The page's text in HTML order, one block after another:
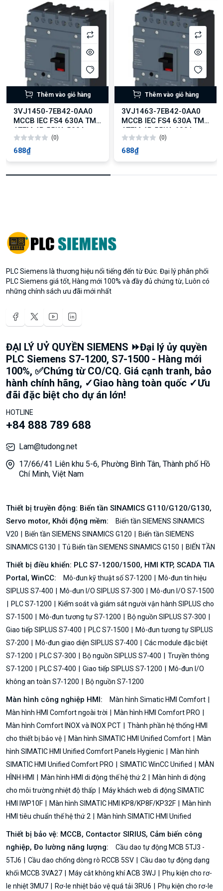
Thêm vào giỏ hàng
3VJ1450-7EB42-0AA0
MCCB IEC FS4 630A TM
ATFM 4P 55KA 500A
(0)
688₫
Thêm vào giỏ hàng
3VJ1463-7EB42-0AA0
MCCB IEC FS4 630A TM
ATFM 4P 55KA 630A
(0)
688₫
PLC Siemens là thương hiệu nổi tiếng đến từ Đức. Đại lý phân phối
PLC Siemens giá tốt, Hàng mới 100% và đầy đủ chứng từ, Luôn có
những chính sách ưu đãi mới nhất
ĐẠI LÝ UỶ QUYỀN SIEMENS ⏩Đại lý ủy quyền
PLC Siemens S7-1200, S7-1500 - Hàng mới
100%, ✅Chứng từ CO/CQ. Giá cạnh tranh, bảo
hành chính hãng, ✓Giao hàng toàn quốc ✓Ưu
đãi đặc biệt cho dự án lớn!
HOTLINE
+84 888 789 688
Lam@tudong.net
17/66/41 Liên khu 5-6, Phường Bình Tân, Thành phố Hồ
Chí Minh, Việt Nam
Thiết bị truyền động: Biến tần SINAMICS G110/G120/G130,
Servo motor, Khởi động mềm:
Biến tần SIEMENS SINAMICS
V20
Biến tần SIEMENS SINAMICS G120
Biến tần SIEMENS
SINAMICS G130
Tủ Biến tần SIEMENS SINAMICS G150 BIẾN TẦN
Thiết bị điều khiển: PLC S7-1200/1500, HMI KTP, SCADA TIA
Portal, WinCC:
Mô-đun kỹ thuật số S7-1200
Mô-đun tín hiệu
SIPLUS S7-400
Mô-đun I/O SIPLUS S7-300
Mô-đun I/O S7-1500
PLC S7-1200
Kiểm soát và giám sát người vận hành SIPLUS cho
S7-1500
Mô-đun tương tự S7-1200
Bộ nguồn SIPLUS S7-300
Giao tiếp SIPLUS S7-400
PLC S7-1500
Mô-đun tương tự SIPLUS
S7-200
Mô-đun giao diện SIPLUS S7-400
Các module đặc biệt
S7-1200
PLC S7-300 Bộ nguồn SIPLUS S7-400
Truyền thông
S7-1200
PLC S7-400 Giao tiếp SIPLUS S7-1200
Mô-đun I/O
không an toàn S7-1200
Bộ nguồn S7-1200
Màn hình công nghiệp HMI:
Màn hình Simatic HMI Comfort
Màn hình HMI Comfort ngoài trời
Màn hình HMI Comfort PRO
Màn hình Comfort INOX và INOX PCT
Thành phần hệ thống HMI
cho thiết bị bảo vệ
Màn hình SIMATIC HMI Unified Comfort
Màn
hình SIMATIC HMI Unified Comfort Panels Hygienic
Màn hình
SIMATIC HMI Unified Comfort PRO
SIMATIC WinCC Unified
MÀN
HÌNH HMI
Màn hình HMI di động thế hệ thứ 2
Màn hình di động
cho môi trường nhiệt độ thấp
Máy khách web di động SIMATIC
HMI IWP10F
Màn hình SIMATIC HMI KP8/KP8F/KP32F
Màn hình
HMI tiêu chuẩn thế hệ thứ 2
Màn hình SIMATIC HMI Unified
Thiết bị bảo vệ: MCCB, Contactor SIRIUS, Cảm biến công
nghiệp, Đo lường năng lượng:
Cầu dao tự động MCB 5TJ3 -
5TJ6
Cầu dao chống dòng rò RCCB 5SV
Cầu dao tự động dạng
khối MCCB 3VA27
Máy cắt không khí ACB 3WJ
Phụ kiện cho rơ-
le nhiệt 3MU7
Rơ-le nhiệt bảo vệ quá tải 3RU6
Phụ kiện cho rơ-le